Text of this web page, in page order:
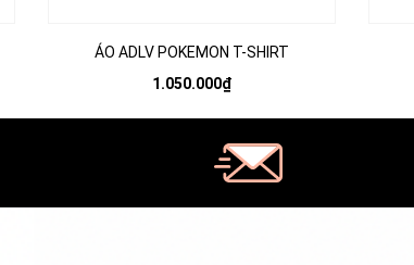
ÁO ADLV POKEMON T-SHIRT
1.050.000₫